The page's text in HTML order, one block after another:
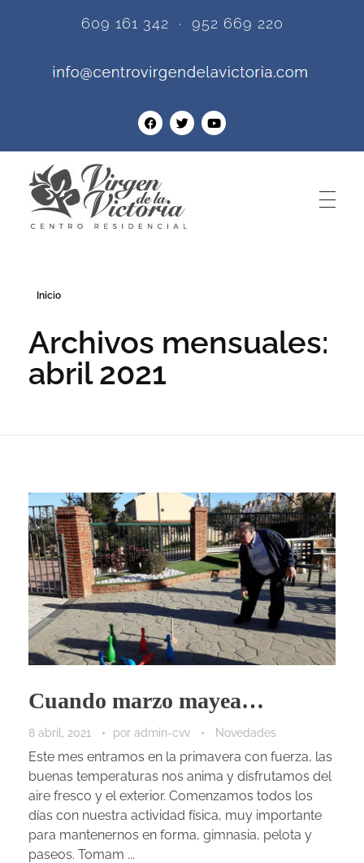
609 161 342 · 952 669 220
Inicio
Archivos mensuales:
abril 2021
Cuando marzo mayea…
8 abril, 2021 por admin-cvv Novedades
Este mes entramos en la primavera con fuerza, las
buenas temperaturas nos anima y disfrutamos del
aire fresco y el exterior. Comenzamos todos los
días con nuestra actividad física, muy importante
para mantenernos en forma, gimnasia, pelota y
paseos. Tomam ...